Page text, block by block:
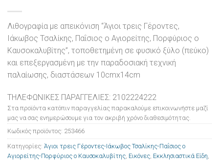
Λιθογραφία με απεικόνιση “Άγιοι τρεις Γέροντες,
Ιάκωβος Τσαλίκης, Παΐσιος ο Αγιορείτης, Πορφύριος ο
Καυσοκαλυβίτης”, τοποθετημένη σε φυσικό ξύλο (πεύκο)
και επεξεργασμένη με την παραδοσιακή τεχνική
παλαίωσης, διαστάσεων 10cmx14cm
ΤΗΛΕΦΩΝΙΚΕΣ ΠΑΡΑΓΓΕΛΙΕΣ: 2102224222
Στα προϊόντα κατόπιν παραγγελίας παρακαλούμε επικοινωνήστε μαζί
μας να σας ενημερώσουμε για τον ακριβή χρόνο διαθεσιμότητας.
Κωδικός προϊόντος: 253466
Κατηγορίες: Άγιοι τρεις Γέροντες-Ιάκωβος Τσαλίκης-Παΐσιος ο
Αγιορείτης-Πορφύριος ο Καυσοκαλυβίτης Εικόνες Εκκλησιαστικά Είδη